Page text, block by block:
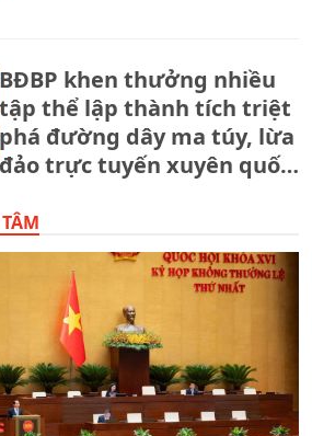
BĐBP khen thưởng nhiều
tập thể lập thành tích triệt
phá đường dây ma túy, lừa
đảo trực tuyến xuyên quốc